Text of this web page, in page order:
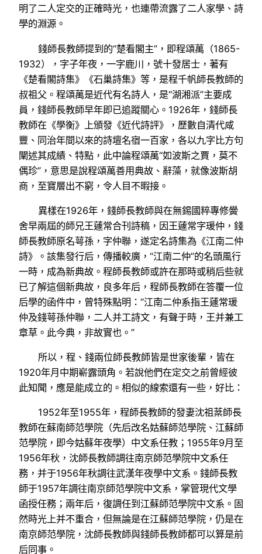
明了二人定交的正確時光，也連帶流露了二人家學、詩
學的淵源。
錢師長教師提到的“楚看閣主”，即程頌萬（1865-
1932），字子年夜，一字鹿川，號十發居士，著有
《楚看閣詩集》《石巢詩集》等，是程千帆師長教師的
叔祖父。程頌萬是近代有名詩人，是“湖湘派”主要成
員，錢師長教師早年即已追蹤關心。1926年，錢師長
教師在《學衡》上頒發《近代詩評》，歷數自清代咸
豐、同治年間以來的詩壇名宿一百家，各以九字比方句
闡述其成績、特點，此中論程頌萬“如波斯之賈，莫不
偶珍”，意思是說程頌萬善用典故、辭藻，就像波斯胡
商，至寶層出不窮，令人目不暇接。
異樣在1926年，錢師長教師與在無錫國粹專修黌
舍早兩屆的師兄王蘧常合刊詩稿，因王蘧常字瑗仲，錢
師長教師原名萼孫，字仲聯，遂定名詩集為《江南二仲
詩》。該集發行后，傳播較廣，“江南二仲”的名頭風行
一時，成為新典故。程師長教師或許在那時或稍后些就
已了解這個新典故，良多年后，程師長教師在答覆一位
后學的函件中，曾特殊點明：“江南二仲系指王蘧常瑗
仲及錢萼孫仲聯，二人并工詩文，有聲于時，王并兼工
章草。此今典，非故實也。”
所以，程、錢兩位師長教師皆是世家後輩，皆在
1920年月中期嶄露頭角。若說他們在定交之前曾經彼
此知聞，應是能成立的。相似的線索還有一些，好比：
1952年至1955年，程師長教師的發妻沈祖棻師長
教師在蘇南師范學院（先后改名姑蘇師范學院、江蘇師
范學院，即今姑蘇年夜學）中文系任教；1955年9月至
1956年秋，沈師長教師調往南京師范學院中文系任
務，并于1956年秋調往武漢年夜學中文系。錢師長教
師于1957年調往南京師范學院中文系，掌管現代文學
函授任務；兩年后，復調任到江蘇師范學院中文系。固
然時光上并不重合，但無論是在江蘇師范學院，仍是在
南京師范學院，沈師長教師與錢師長教師都可以算是前
后同事。